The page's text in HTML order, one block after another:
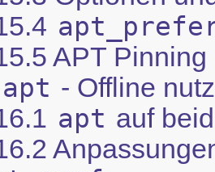
APT Pinning
apt - Offline
apt auf